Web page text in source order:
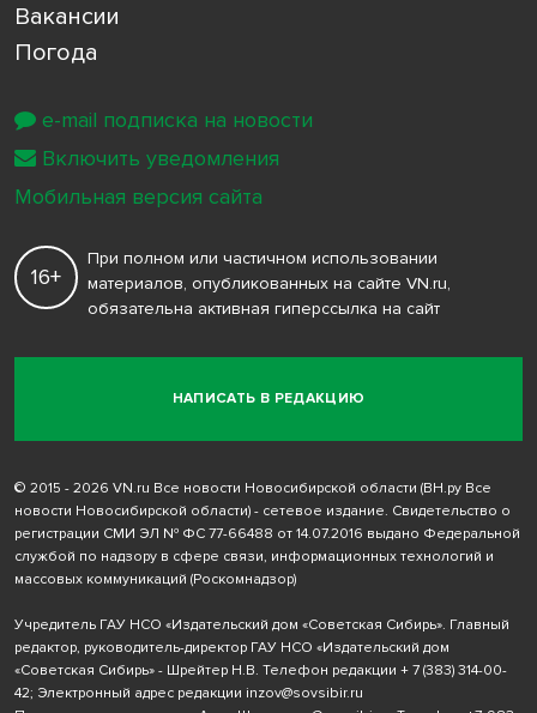
Вакансии
Погода
НАПИСАТЬ В РЕДАКЦИЮ
16+
При полном или частичном использовании
материалов, опубликованных на сайте VN.ru,
обязательна активная гиперссылка на сайт
© 2015 - 2026 VN.ru Все новости Новосибирской области (ВН.ру Все
новости Новосибирской области) - сетевое издание. Свидетельство о
регистрации СМИ ЭЛ № ФС 77-66488 от 14.07.2016 выдано Федеральной
службой по надзору в сфере связи, информационных технологий и
массовых коммуникаций (Роскомнадзор)
Учредитель ГАУ НСО «Издательский дом «Советская Сибирь». Главный
редактор, руководитель-директор ГАУ НСО «Издательский дом
«Советская Сибирь» - Шрейтер Н.В. Телефон редакции + 7 (383) 314-00-
42; Электронный адрес редакции inzov@sovsibir.ru
e-mail подписка на новости
Включить уведомления
Мобильная версия сайта